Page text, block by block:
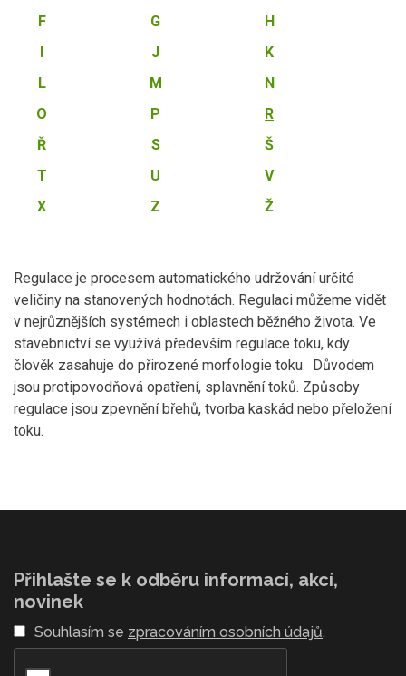
F
G
H
I
J
K
L
M
N
O
P
R
Ř
S
Š
T
U
V
X
Z Ž
Regulace je procesem automatického udržování určité
veličiny na stanovených hodnotách. Regulaci můžeme vidět
v nejrůznějších systémech i oblastech běžného života. Ve
stavebnictví se využívá především regulace toku, kdy
člověk zasahuje do přirozené morfologie toku. Důvodem
jsou protipovodňová opatření, splavnění toků. Způsoby
regulace jsou zpevnění břehů, tvorba kaskád nebo přeložení
toku.
Přihlašte se k odběru informací, akcí,
novinek
Souhlasím se zpracováním osobních údajů.